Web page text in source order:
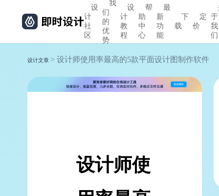
设
计
社
区
我
们
的
优
势
设
计
教
程
帮
助
中
心
最
新
功
能
下
载
定
价
于
我
们
设计文章 > 设计师使用率最高的5款平面设计图制作软件
设计师使